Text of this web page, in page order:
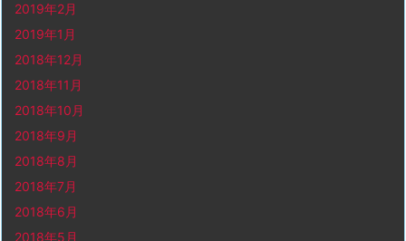
2019年2月
2019年1月
2018年12月
2018年11月
2018年10月
2018年9月
2018年8月
2018年7月
2018年6月
2018年5月